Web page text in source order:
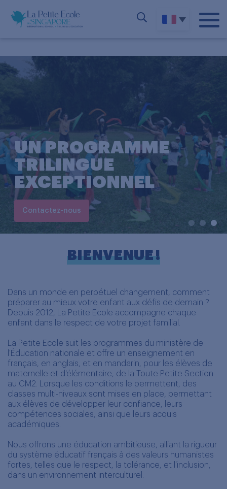
UN PROGRAMME
TRILINGUE
EXCEPTIONNEL
Contactez-nous
BIENVENUE !
Dans un monde en perpétuel changement, comment
préparer au mieux votre enfant aux défis de demain ?
Depuis 2012, La Petite Ecole accompagne chaque
enfant dans le respect de votre projet familial.
La Petite Ecole suit les programmes du ministère de
l'Éducation nationale et offre un enseignement en
français, en anglais, et en mandarin, pour les élèves de
maternelle et d'élémentaire, de la Toute Petite Section
au CM2. Lorsque les conditions le permettent, des
classes multi-niveaux sont mises en place, permettant
aux élèves de développer leur confiance, leurs
compétences sociales, ainsi que leurs acquis
académiques.
Nous offrons une éducation ambitieuse, alliant la rigueur
du système éducatif français à des valeurs humanistes
fortes, telles que le respect, la tolérance, et l’inclusion,
dans un environnement interculturel.